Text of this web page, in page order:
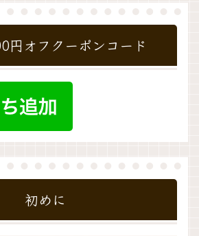
円オフクーポンコード
初めに